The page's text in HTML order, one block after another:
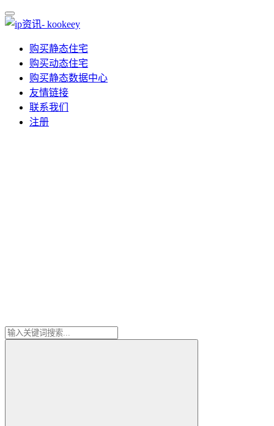
购买静态住宅
购买动态住宅
购买静态数据中心
友情链接
联系我们
注册